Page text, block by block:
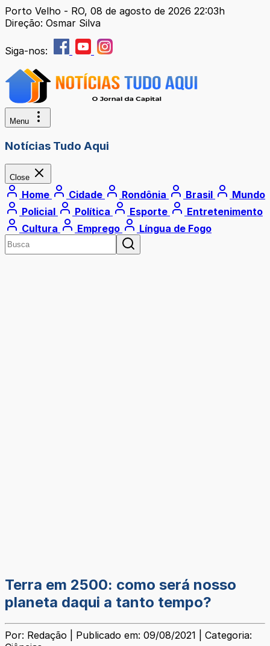
Porto Velho - RO, 08 de agosto de 2026 22:03h
Direção: Osmar Silva
Siga-nos:
Menu
Notícias Tudo Aqui
Close
Home Cidade Rondônia Brasil
Mundo
Policial
Política Esporte
Entretenimento
Cultura
Emprego Língua de Fogo
Terra em 2500: como será nosso
planeta daqui a tanto tempo?
Por: Redação | Publicado em: 09/08/2021 | Categoria: